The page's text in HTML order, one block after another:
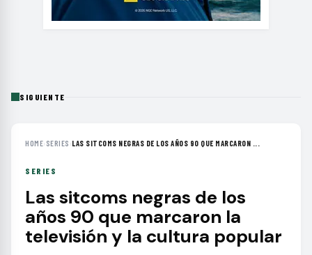
SIGUIENTE
HOME› SERIES ›LAS SITCOMS NEGRAS DE LOS AÑOS 90 QUE MARCARON ...
SERIES
Las sitcoms negras de los
años 90 que marcaron la
televisión y la cultura popular